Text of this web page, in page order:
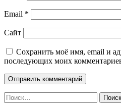
Email *
Сайт
Сохранить моё имя, email и
последующих моих
Найти: